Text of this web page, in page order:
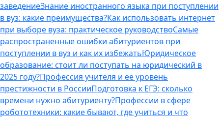
заведениеЗнание иностранного языка при поступлении
в вуз: какие преимущества?Как использовать интернет
при выборе вуза: практическое руководствоСамые
распространенные ошибки абитуриентов при
поступлении в вуз и как их избежатьЮридическое
образование: стоит ли поступать на юридический в
2025 году?Профессия учителя и ее уровень
престижности в РоссииПодготовка к ЕГЭ: сколько
времени нужно абитуриенту?Профессии в сфере
робототехники: какие бывают, где учиться и что